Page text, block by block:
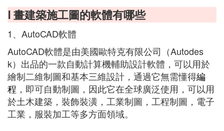
Ⅰ 畫建築施工圖的軟體有哪些
1、AutoCAD軟體
AutoCAD軟體是由美國歐特克有限公司（Autodes
k）出品的一款自動計算機輔助設計軟體，可以用於
繪制二維制圖和基本三維設計，通過它無需懂得編
程 ，即可自動制圖，因此它在全球廣泛使用，可以用
於土木建築，裝飾裝潢，工業制圖，工程制圖，電子
工業，服裝加工等多方面領域。